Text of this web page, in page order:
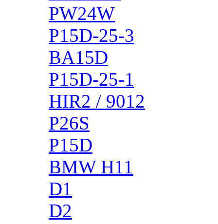
PW24W
P15D-25-3
BA15D
P15D-25-1
HIR2 / 9012
P26S
P15D
BMW H11
D1
D2